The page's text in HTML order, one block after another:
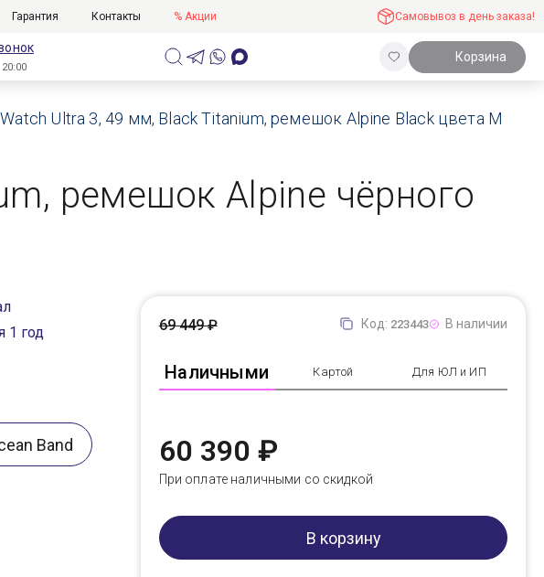
Гарантия Контакты % Акции Самовывоз в день заказа!
Корзина
Ultra 3, 49 мм, Black Titanium, ремешок Alpine Black цвета M
ремешок Alpine чёрного
1 год
Band
Код: 223443 В наличии
Наличными Картой Для ЮЛ и ИП
69 449 ₽
60 390 ₽
При оплате наличными со скидкой
В корзину